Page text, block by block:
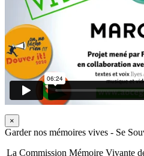
×
Garder nos mémoires vives - Se
La Commission Mémoire Vivante